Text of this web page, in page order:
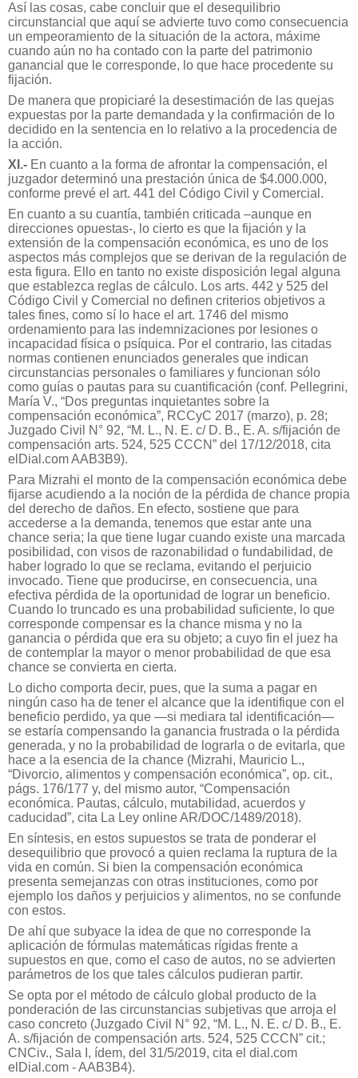
Así las cosas, cabe concluir que el desequilibrio
circunstancial que aquí se advierte tuvo como consecuencia
un empeoramiento de la situación de la actora, máxime
cuando aún no ha contado con la parte del patrimonio
ganancial que le corresponde, lo que hace procedente su
fijación.
De manera que propiciaré la desestimación de las quejas
expuestas por la parte demandada y la confirmación de lo
decidido en la sentencia en lo relativo a la procedencia de
la acción.
XI.- En cuanto a la forma de afrontar la compensación, el
juzgador determinó una prestación única de $4.000.000,
conforme prevé el art. 441 del Código Civil y Comercial.
En cuanto a su cuantía, también criticada –aunque en
direcciones opuestas-, lo cierto es que la fijación y la
extensión de la compensación económica, es uno de los
aspectos más complejos que se derivan de la regulación de
esta figura. Ello en tanto no existe disposición legal alguna
que establezca reglas de cálculo. Los arts. 442 y 525 del
Código Civil y Comercial no definen criterios objetivos a
tales fines, como sí lo hace el art. 1746 del mismo
ordenamiento para las indemnizaciones por lesiones o
incapacidad física o psíquica. Por el contrario, las citadas
normas contienen enunciados generales que indican
circunstancias personales o familiares y funcionan sólo
como guías o pautas para su cuantificación (conf. Pellegrini,
María V., “Dos preguntas inquietantes sobre la
compensación económica”, RCCyC 2017 (marzo), p. 28;
Juzgado Civil N° 92, “M. L., N. E. c/ D. B., E. A. s/fijación de
compensación arts. 524, 525 CCCN” del 17/12/2018, cita
elDial.com AAB3B9).
Para Mizrahi el monto de la compensación económica debe
fijarse acudiendo a la noción de la pérdida de chance propia
del derecho de daños. En efecto, sostiene que para
accederse a la demanda, tenemos que estar ante una
chance seria; la que tiene lugar cuando existe una marcada
posibilidad, con visos de razonabilidad o fundabilidad, de
haber logrado lo que se reclama, evitando el perjuicio
invocado. Tiene que producirse, en consecuencia, una
efectiva pérdida de la oportunidad de lograr un beneficio.
Cuando lo truncado es una probabilidad suficiente, lo que
corresponde compensar es la chance misma y no la
ganancia o pérdida que era su objeto; a cuyo fin el juez ha
de contemplar la mayor o menor probabilidad de que esa
chance se convierta en cierta.
Lo dicho comporta decir, pues, que la suma a pagar en
ningún caso ha de tener el alcance que la identifique con el
beneficio perdido, ya que —si mediara tal identificación—
se estaría compensando la ganancia frustrada o la pérdida
generada, y no la probabilidad de lograrla o de evitarla, que
hace a la esencia de la chance (Mizrahi, Mauricio L.,
“Divorcio, alimentos y compensación económica”, op. cit.,
págs. 176/177 y, del mismo autor, “Compensación
económica. Pautas, cálculo, mutabilidad, acuerdos y
caducidad”, cita La Ley online AR/DOC/1489/2018).
En síntesis, en estos supuestos se trata de ponderar el
desequilibrio que provocó a quien reclama la ruptura de la
vida en común. Si bien la compensación económica
presenta semejanzas con otras instituciones, como por
ejemplo los daños y perjuicios y alimentos, no se confunde
con estos.
De ahí que subyace la idea de que no corresponde la
aplicación de fórmulas matemáticas rígidas frente a
supuestos en que, como el caso de autos, no se advierten
parámetros de los que tales cálculos pudieran partir.
Se opta por el método de cálculo global producto de la
ponderación de las circunstancias subjetivas que arroja el
caso concreto (Juzgado Civil N° 92, “M. L., N. E. c/ D. B., E.
A. s/fijación de compensación arts. 524, 525 CCCN” cit.;
CNCiv., Sala I, ídem, del 31/5/2019, cita el dial.com
elDial.com - AAB3B4).